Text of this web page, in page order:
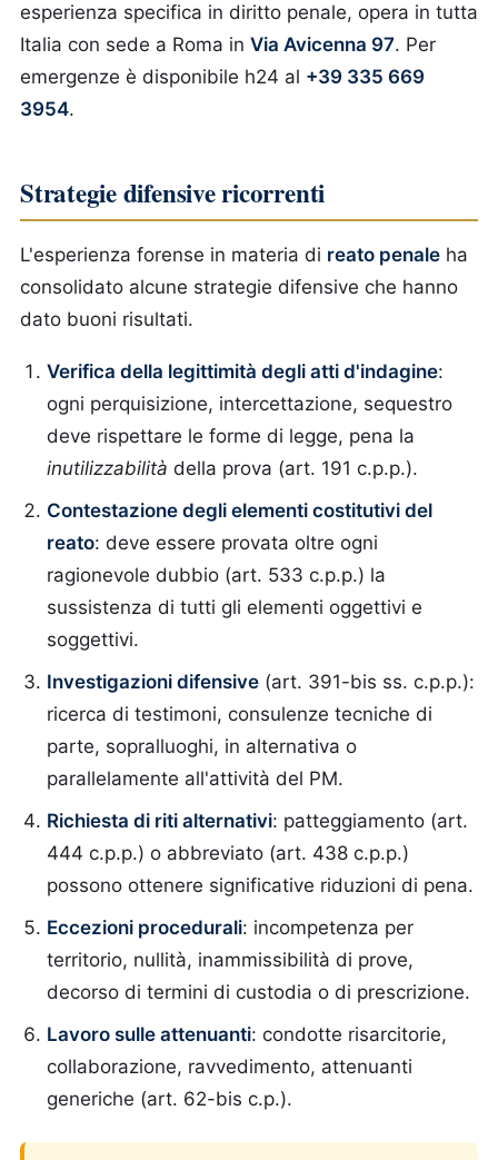
esperienza specifica in diritto penale, opera in tutta
Italia con sede a Roma in Via Avicenna 97. Per
emergenze è disponibile h24 al +39 335 669
3954.
Strategie difensive ricorrenti
L'esperienza forense in materia di reato penale ha
consolidato alcune strategie difensive che hanno
dato buoni risultati.
Verifica della legittimità degli atti d'indagine:
ogni perquisizione, intercettazione, sequestro
deve rispettare le forme di legge, pena la
inutilizzabilità della prova (art. 191 c.p.p.).
Contestazione degli elementi costitutivi del
reato: deve essere provata oltre ogni
ragionevole dubbio (art. 533 c.p.p.) la
sussistenza di tutti gli elementi oggettivi e
soggettivi.
Investigazioni difensive (art. 391-bis ss. c.p.p.):
ricerca di testimoni, consulenze tecniche di
parte, sopralluoghi, in alternativa o
parallelamente all'attività del PM.
Richiesta di riti alternativi: patteggiamento (art.
444 c.p.p.) o abbreviato (art. 438 c.p.p.)
possono ottenere significative riduzioni di pena.
Eccezioni procedurali: incompetenza per
territorio, nullità, inammissibilità di prove,
decorso di termini di custodia o di prescrizione.
Lavoro sulle attenuanti: condotte risarcitorie,
collaborazione, ravvedimento, attenuanti
generiche (art. 62-bis c.p.).